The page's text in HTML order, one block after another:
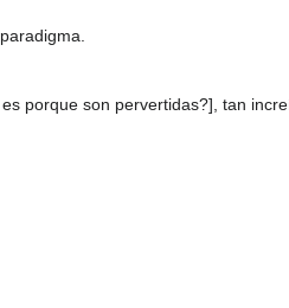
porque son pervertidas?], tan